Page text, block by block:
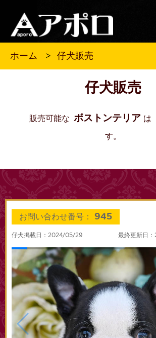
ホーム 仔犬販売
仔犬販売
販売可能な ボストンテリアは
す。
お問い合わせ番号： 945
仔犬掲載日：2024/05/29 最終更新日